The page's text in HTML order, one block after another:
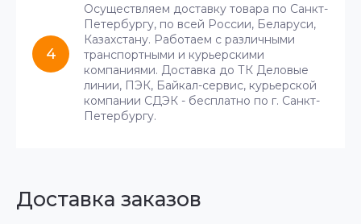
4
Осуществляем доставку товара по Санкт-
Петербургу, по всей России, Беларуси,
Казахстану. Работаем с различными
транспортными и курьерскими
компаниями. Доставка до ТК Деловые
линии, ПЭК, Байкал-сервис, курьерской
компании СДЭК - бесплатно по г. Санкт-
Петербургу.
Доставка заказов